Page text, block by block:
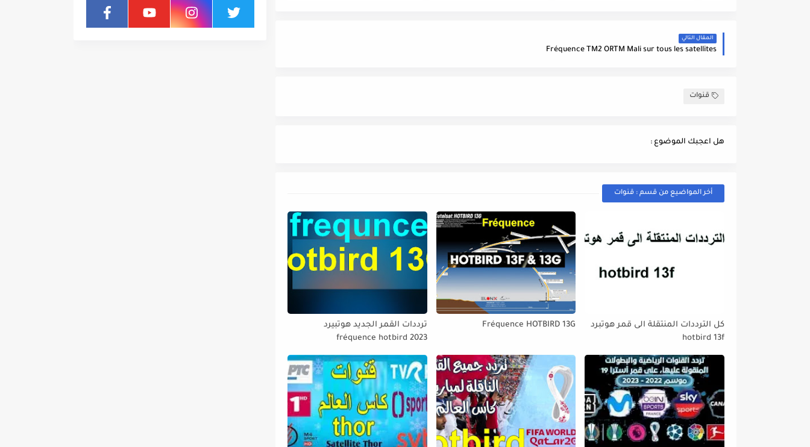
المقال التالي
Fréquence TM2 ORTM Mali sur tous les satellites
قنوات
هل اعجبك الموضوع :
أخر المواضيع من قسم : قنوات
كل الترددات المنتقلة الى قمر هوتبرد
hotbird 13f
Fréquence HOTBIRD 13G
ترددات القمر الجديد هوتبيرد
fréquence hotbird 2023